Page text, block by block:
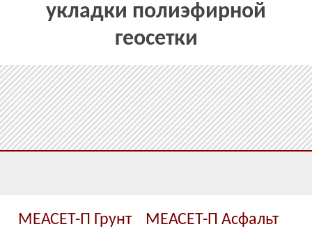
укладки полиэфирной
геосетки
МЕАСЕТ-П Грунт
МЕАСЕТ-П Асфальт